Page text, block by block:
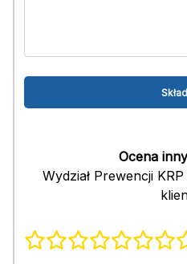
Ocena
Wydział Prewencji